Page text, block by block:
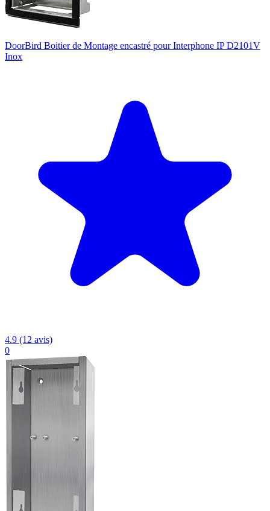
DoorBird Boitier de Montage encastré pour Interphone IP D2101V
Inox
4.9 (12 avis)
0